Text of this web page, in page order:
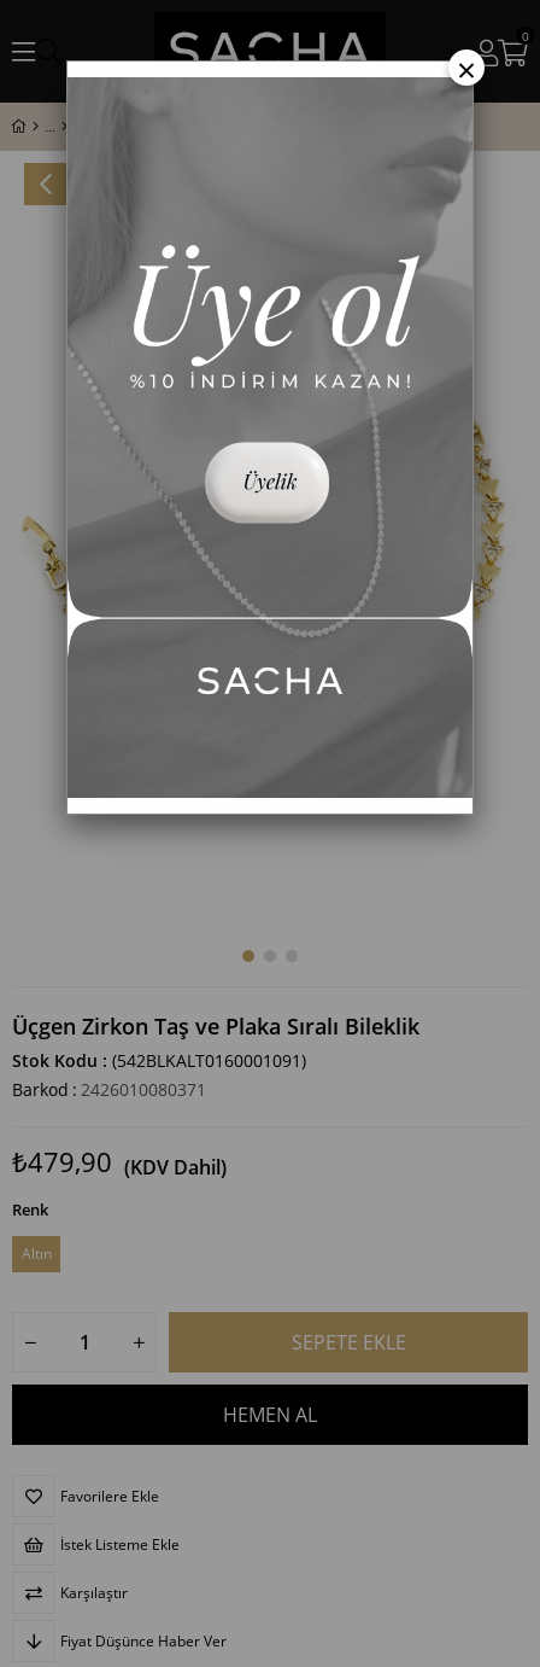
0
Üçgen Zirkon Taş ve Plaka Sıralı Bileklik
Stok Kodu
(542BLKALT0160001091)
Barkod : 2426010080371
₺479,90 (KDV Dahil)
Renk
Altın
Favorilere Ekle
İstek Listeme Ekle
Karşılaştır
Fiyat Düşünce Haber Ver
×